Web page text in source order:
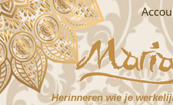
Herinneren wie je